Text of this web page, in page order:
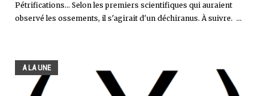
Pétrifications... Selon les premiers scientifiques qui auraient
observé les ossements, il s'agirait d'un déchiranus. À suivre. ...
A LA UNE